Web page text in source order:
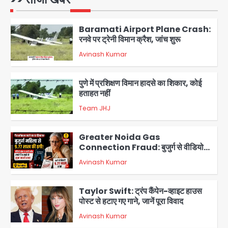
1
2
Baramati Airport Plane Crash:
रनवे पर ट्रेनी विमान क्रैश, जांच शुरू
Avinash Kumar
3
पुणे में प्रशिक्षण विमान हादसे का शिकार, कोई
हताहत नहीं
Team JHJ
4
Greater Noida Gas
Connection Fraud: बुजुर्ग से वीडियो
कॉल पर 9.77 लाख की साइबर फ्रॉड
Avinash Kumar
5
Taylor Swift: ट्रंप कैंपेन-व्हाइट हाउस
पोस्ट से हटाए गए गाने, जानें पूरा विवाद
Avinash Kumar